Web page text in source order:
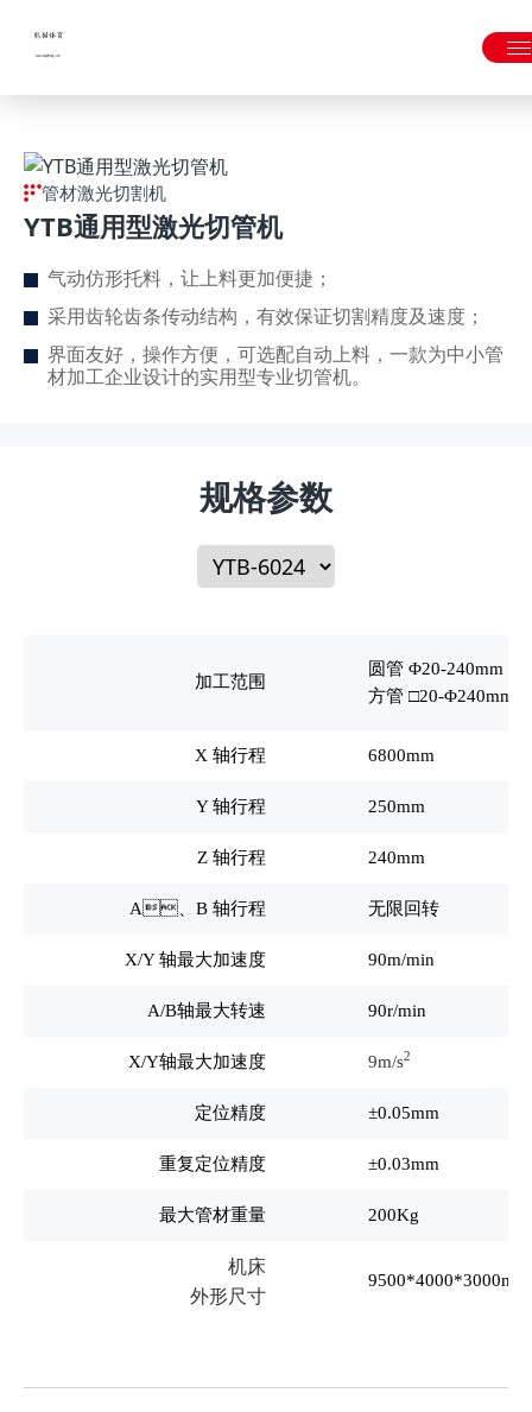
管材激光切割机
YTB通用型激光切管机
气动仿形托料，让上料更加便捷；
采用齿轮齿条传动结构，有效保证切割精度及速度；
界面友好，操作方便，可选配自动上料，一款为中小管
材加工企业设计的实用型专业切管机。
规格参数
加工范围
圆管 Φ20-240mm
方管 □20-Φ240mm
X 轴行程 6800mm
Y轴行程 250mm
Z 轴行程 240mm
A、B 轴行程 无限回转
X/Y轴最大加速度 90m/min
A/B轴最大转速 90r/min
X/Y轴最大加速度 9m/s2
定位精度 ±0.05mm
重复定位精度 ±0.03mm
最大管材重量 200Kg
机床
外形尺寸
9500*4000*3000mm